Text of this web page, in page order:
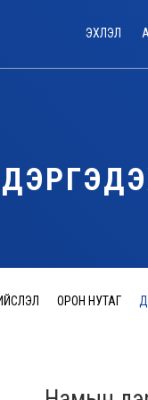
ЭХЛЭЛ
ОРОН НУТАГ